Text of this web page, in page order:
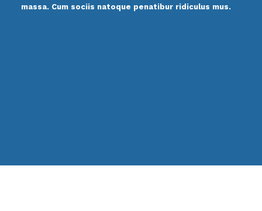
massa. Cum sociis natoque penatibur ridiculus mus.